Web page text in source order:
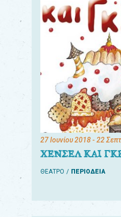
27 Ιουνίου 2018- 22
ΧΕΝΣΕΛ ΚΑΙ
ΘΕΑΤΡΟ ΠΕΡΙΟΔΕΙΑ